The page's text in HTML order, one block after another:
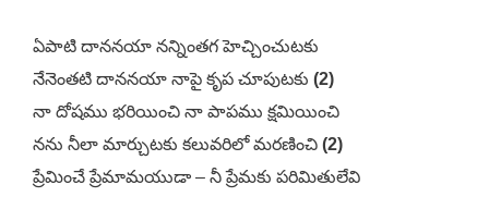
ఏపాటి దాననయా నన్నింతగ హెచ్చించుటకు
నేనెంతటి దాననయా నాపై కృప చూపుటకు (2)
నా దోషము భరియించి నా పాపము క్షమియించి
నను నీలా మార్చుటకు కలువరిలో మరణించి (2)
ప్రేమించే ప్రేమామయుడా – నీ ప్రేమకు పరిమితులేవి